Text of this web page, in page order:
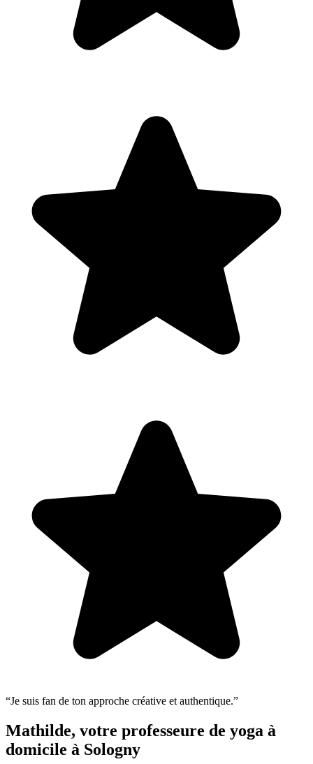
“Je suis fan de ton approche créative et authentique.”
Mathilde, votre professeure de yoga à
domicile à Sologny